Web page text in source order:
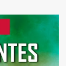
de la
así como los
Un viaje que
en un